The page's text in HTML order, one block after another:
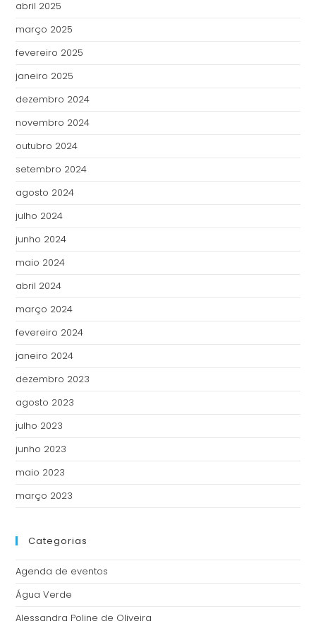
abril 2025
março 2025
fevereiro 2025
janeiro 2025
dezembro 2024
novembro 2024
outubro 2024
setembro 2024
agosto 2024
julho 2024
junho 2024
maio 2024
abril 2024
março 2024
fevereiro 2024
janeiro 2024
dezembro 2023
agosto 2023
julho 2023
junho 2023
maio 2023
março 2023
Categorias
Agenda de eventos
Água Verde
Alessandra Poline de Oliveira